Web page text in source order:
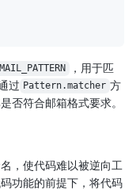
，用于匹
过 Pattern.matcher 方
否符合邮箱格式要求。
，使代码难以被逆向工
功能的前提下，将代码